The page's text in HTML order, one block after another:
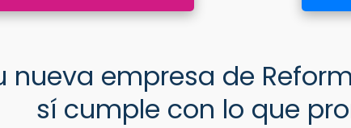
nueva empresa de
sí cumple con lo que